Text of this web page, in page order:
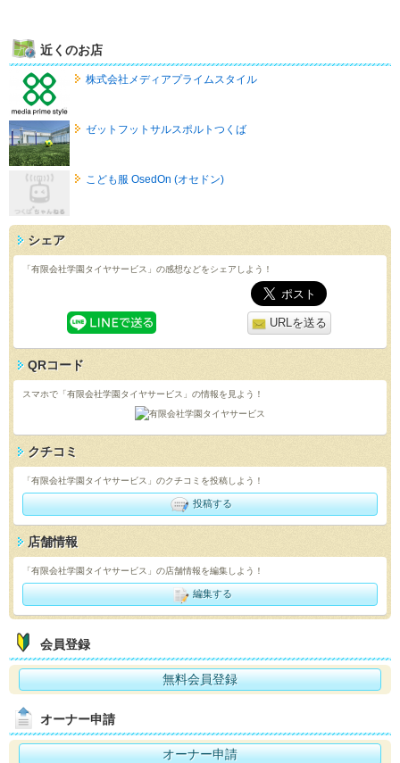
近くのお店
株式会社メディアプライムスタイル
ゼットフットサルスポルトつくば
こども服 OsedOn (オセドン)
シェア
「有限会社学園タイヤサービス」の感想などをシェアしよう！
URLを送る
QRコード
スマホで「有限会社学園タイヤサービス」の情報を見よう！
クチコミ
「有限会社学園タイヤサービス」のクチコミを投稿しよう！
投稿する
店舗情報
「有限会社学園タイヤサービス」の店舗情報を編集しよう！
編集する
会員登録
無料会員登録
オーナー申請
オーナー申請